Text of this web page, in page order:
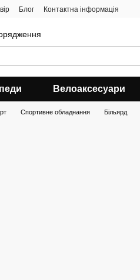
Блог Контактна інформація
Велоаксесуари
Спортивне обладнання Більярд